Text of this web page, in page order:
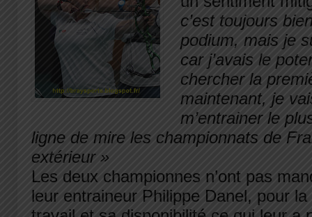
c’est toujours
podium, mais je
car j’avais le
chercher la
maintenant, je
m’entrainer le
ligne de mire les championnats de
extérieur »
Les deux championnes n’ont pas
leur entraineur Philippe Danel, pour